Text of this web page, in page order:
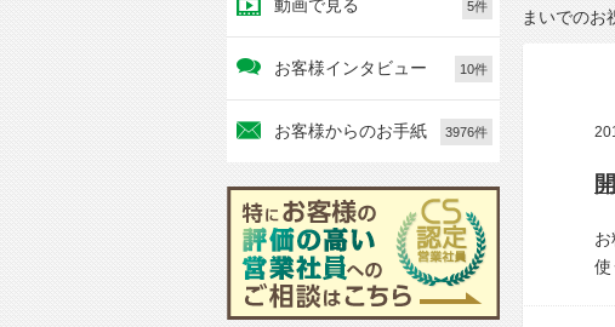
まいでのお
使
動画で見る 5件
お客様インタビュー 10件
お客様からのお手紙 3976件